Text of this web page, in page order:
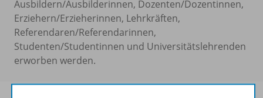
Ausbildern/Ausbilderinnen, Dozenten/Dozentinnen,
Erziehern/Erzieherinnen, Lehrkräften,
Referendaren/Referendarinnen,
Studenten/Studentinnen und Universitätslehrenden
erworben werden.